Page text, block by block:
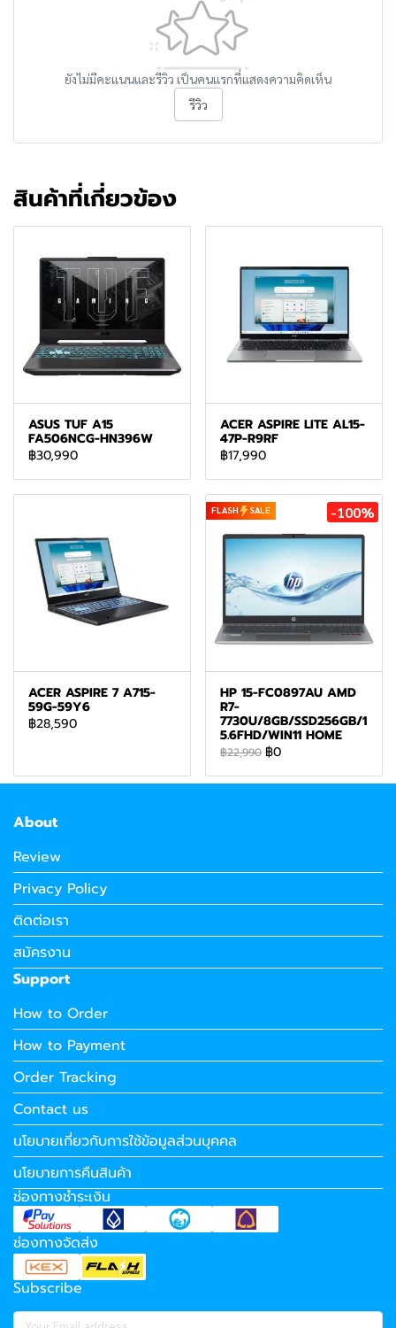
ยังไม่มีคะแนนและรีวิว เป็นคนแรกที่แสดงความคิดเห็น
รีวิว
สินค้าที่เกี่ยวข้อง
ASUS TUF A15
FA506NCG-HN396W
฿30,990
ACER ASPIRE LITE AL15-
47P-R9RF
฿17,990
ACER ASPIRE 7 A715-
59G-59Y6
฿28,590
FLASH SALE -100%
HP 15-FC0897AU AMD
R7-
7730U/8GB/SSD256GB/1
5.6FHD/WIN11 HOME
฿22,990 ฿0
About
Review
Privacy Policy
ติดต่อเรา
สมัครงาน
Support
How to Order
How to Payment
Order Tracking
Contact us
นโยบายเกี่ยวกับการใช้ข้อมูลส่วนบุคคล
นโยบายการคืนสินค้า
ช่องทางชำระเงิน
ช่องทางจัดส่ง
Subscribe